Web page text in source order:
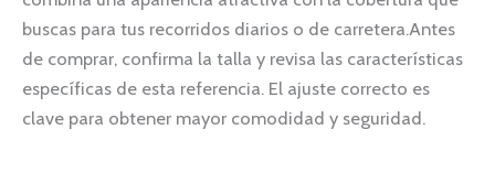
buscas para tus recorridos diarios o de carretera.Antes
de comprar, confirma la talla y revisa las características
específicas de esta referencia. El ajuste correcto es
clave para obtener mayor comodidad y seguridad.